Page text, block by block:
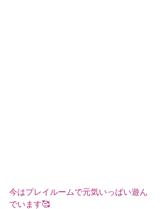
今はプレイルームで元気いっぱい遊ん
でいます🥰